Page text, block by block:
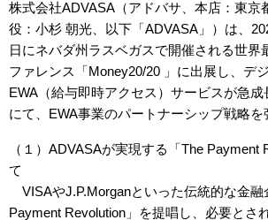
株式会社ADVASA（アドバサ、本店：東京
役：小杉 朝光、以下「ADVASA」）は、
日にネバダ州ラスベガスで開催される世界
ファレンス「Money20/20 」に出展し、デ
EWA（給与即時アクセス）サービスが急
にて、EWA事業のパートナーシップ戦略を
（１）ADVASAが実現する「The Payment
て
VISAやJ.P.Morganといった伝統的な金融
Payment Revolution」を提唱し、必要とさ